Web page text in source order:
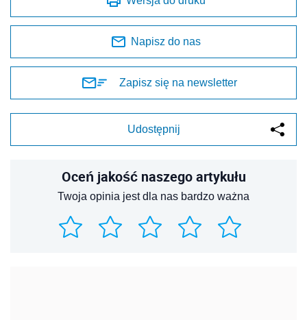
Napisz do nas
Zapisz się na newsletter
Udostępnij
Oceń jakość naszego artykułu
Twoja opinia jest dla nas bardzo ważna